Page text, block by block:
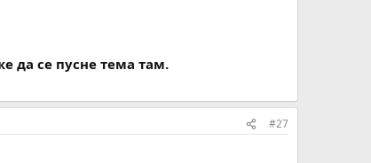
да се пусне тема там.
#27